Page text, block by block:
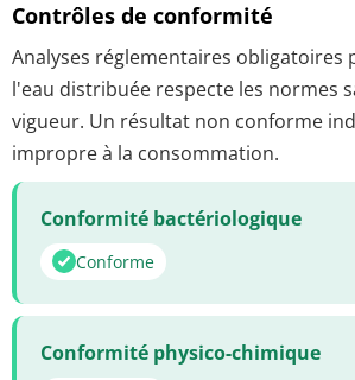
Contrôles de conformité
Analyses réglementaires obligatoires
l'eau distribuée respecte les normes
vigueur. Un résultat non conforme
impropre à la consommation.
Conformité bactériologique
Conforme
Conformité physico-chimique